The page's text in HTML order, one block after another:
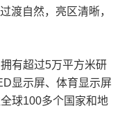
渡自然，亮区清晰，
有超过5万平方米研
显示屏、体育显示屏
球100多个国家和地